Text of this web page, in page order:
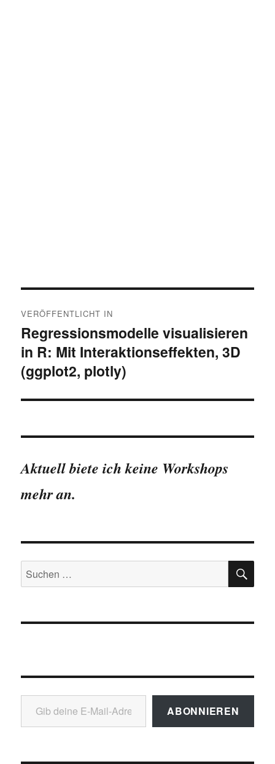
VERÖFFENTLICHT IN
Regressionsmodelle visualisieren
in R: Mit Interaktionseffekten, 3D
(ggplot2, plotly)
Aktuell biete ich keine Workshops
mehr an.
Suchen
nach:
Gib deine E-Mail-Adresse ein ...
ABONNIEREN